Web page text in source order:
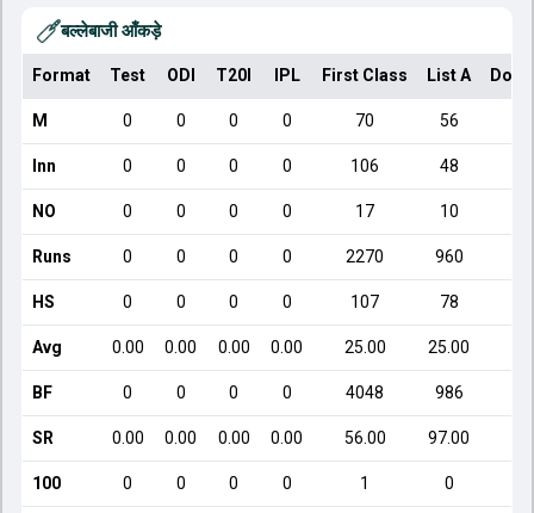
बल्लेबाजी आँकड़े
Format Test ODI T20I IPL First Class List A
M 0 0 0 0 70 56
Inn 0 0 0 0 106 48
NO 0 0 0 0 17 10
Runs 0 0 0 0 2270 960
HS 0 0 0 0 107 78
Avg 0.00 0.00 0.00 0.00 25.00 25.00
BF 0 0 0 0 4048 986
SR 0.00 0.00 0.00 0.00 56.00 97.00
100 0 0 0 0 1 0